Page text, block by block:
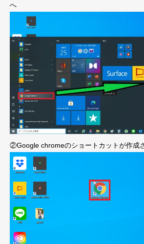
へ
②Google chromeのショートカットが作成